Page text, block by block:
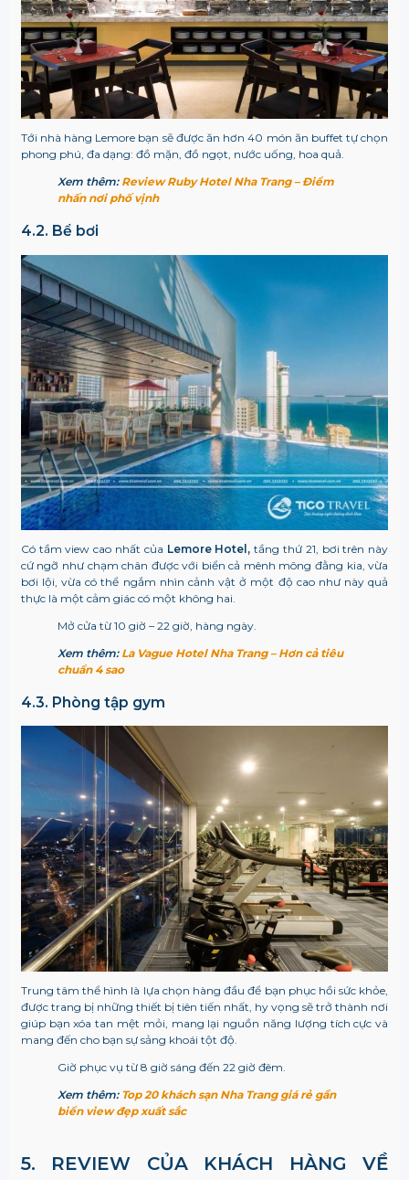
Tới nhà hàng Lemore bạn sẽ được ăn hơn 40 món ăn buffet tự chọn
phong phú, đa dạng: đồ mặn, đồ ngọt, nước uống, hoa quả.
Xem thêm: Review Ruby Hotel Nha Trang – Điểm
nhấn nơi phố vịnh
4.2. Bể bơi
Có tầm view cao nhất của Lemore Hotel ,tầng thứ 21, bơi trên này
cứ ngỡ như chạm chân được với biển cả mênh mông đằng kia, vừa
bơi lội, vừa có thể ngắm nhìn cảnh vật ở một độ cao như này quả
thực là một cảm giác có một không hai.
Mở cửa từ 10 giờ – 22 giờ, hàng ngày.
Xem thêm: La Vague Hotel Nha Trang – Hơn cả tiêu
chuẩn 4 sao
4.3. Phòng tập gym
Trung tâm thể hình là lựa chọn hàng đầu để bạn phục hồi sức khỏe,
được trang bị những thiết bị tiên tiến nhất, hy vọng sẽ trở thành nơi
giúp bạn xóa tan mệt mỏi, mang lại nguồn năng lượng tích cực và
mang đến cho bạn sự sảng khoái tột độ.
Giờ phục vụ từ 8 giờ sáng đến 22 giờ đêm.
Xem thêm: Top 20 khách sạn Nha Trang giá rẻ gần
biển view đẹp xuất sắc
5. REVIEW CỦA KHÁCH HÀNG VỀ